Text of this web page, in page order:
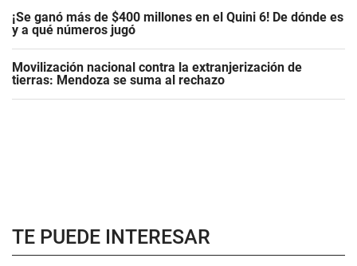
¡Se ganó más de $400 millones en el Quini 6! De dónde es
y a qué números jugó
Movilización nacional contra la extranjerización de
tierras: Mendoza se suma al rechazo
TE PUEDE INTERESAR